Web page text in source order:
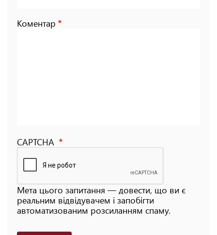
Коментар
CAPTCHA
Мета цього запитання — довести, що ви є
реальним відвідувачем і запобігти
автоматизованим розсиланням спаму.